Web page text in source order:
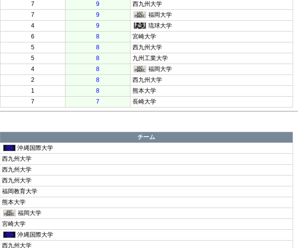
7 9
西九州大学
7 9
福岡大学
4 9
琉球大学
6 8
宮崎大学
5 8
西九州大学
5 8
九州工業大学
4 8
福岡大学
2 8
西九州大学
1 8
熊本大学
7 7 長崎大学
チーム
沖縄国際大学
西九州大学
西九州大学
西九州大学
福岡教育大学
熊本大学
福岡大学
宮崎大学
沖縄国際大学
西九州大学